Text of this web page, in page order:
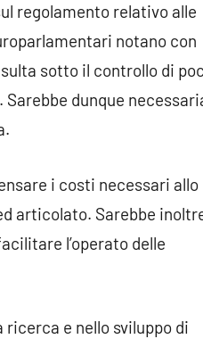
regolamento relativo alle
notano con
sotto il controllo di
dunque
i costi necessari allo
articolato. Sarebbe
l’operato delle
e nello sviluppo di